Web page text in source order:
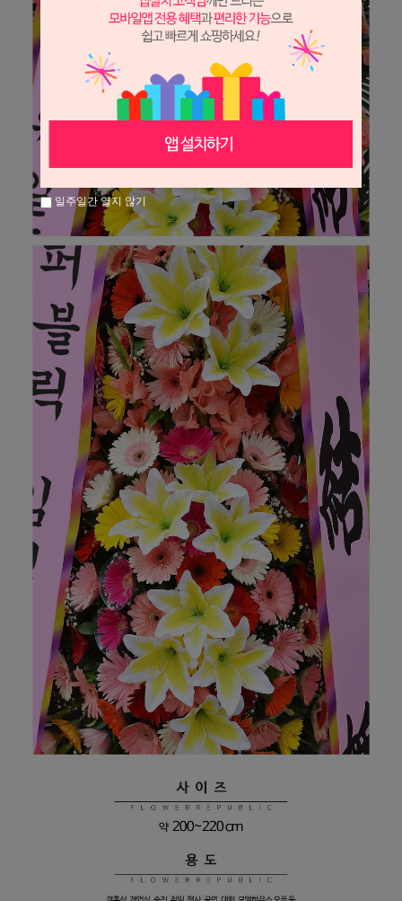
일주일간 열지 않기